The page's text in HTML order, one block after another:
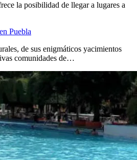
la posibilidad de llegar a lugares a
Puebla
de sus enigmáticos yacimientos
comunidades de…